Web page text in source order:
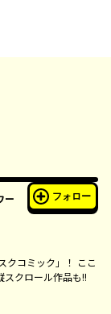
ー フォロー
クコミック」！ ここ
クロール作品も!!